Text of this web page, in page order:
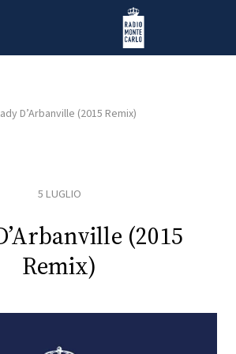
Radio Monte Carlo
D’Arbanville (2015 Remix)
5 LUGLIO
(2015
Remix)